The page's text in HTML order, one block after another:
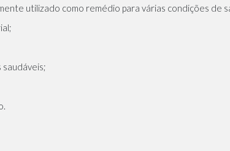
utilizado como remédio para várias condições de
saudáveis;